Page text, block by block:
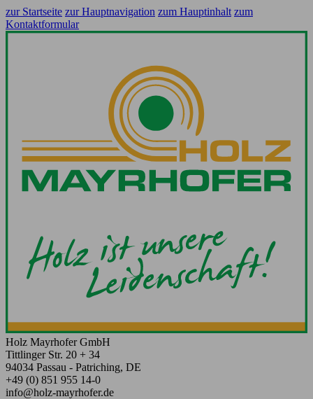
zur Startseite zur Hauptnavigation zum Hauptinhalt zum
Kontaktformular
Holz Mayrhofer GmbH
Tittlinger Str. 20 + 34
94034 Passau - Patriching, DE
+49 (0) 851 955 14-0
info@holz-mayrhofer.de